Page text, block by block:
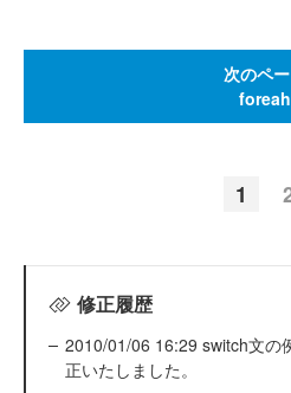
次のペ
foreah
1
修正履歴
2010/01/06 16:29 switch文の
正いたしました。